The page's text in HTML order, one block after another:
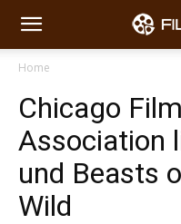
Home
Chicago
Association
und Beasts
Wild